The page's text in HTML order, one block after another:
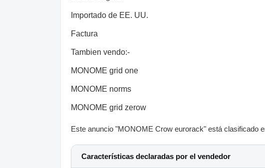
Importado de EE. UU.
Factura
Tambien vendo:-
MONOME grid one
MONOME norms
MONOME grid zerow
Este anuncio "MONOME Crow eurorack" está clasificado
Características declaradas por el vendedor